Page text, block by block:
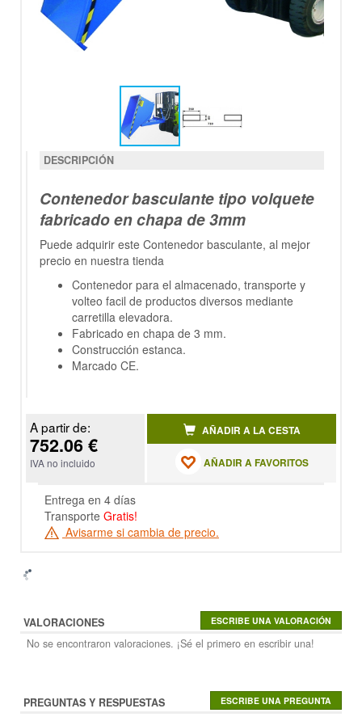
DESCRIPCIÓN
Contenedor basculante tipo volquete
fabricado en chapa de 3mm
Puede adquirir este Contenedor basculante, al mejor
precio en nuestra tienda
Contenedor para el almacenado, transporte y
volteo facil de productos diversos mediante
carretilla elevadora.
Fabricado en chapa de 3 mm.
Construcción estanca.
Marcado CE.
A partir de:
752.06 €
IVA no incluido
AÑADIR A LA CESTA
AÑADIR A FAVORITOS
Entrega en 4 días
Transporte Gratis!
Avisarme si cambia de precio.
VALORACIONES
No se encontraron valoraciones. ¡Sé el primero en escribir una!
PREGUNTAS Y RESPUESTAS